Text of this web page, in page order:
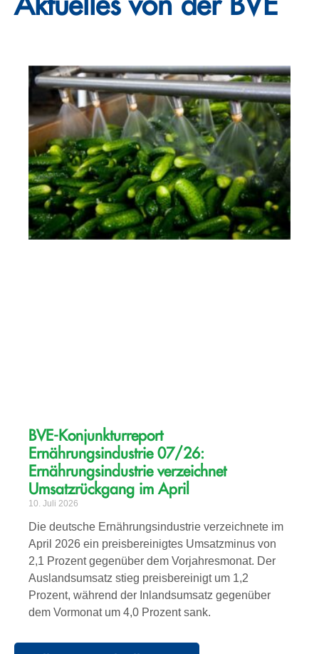
Aktuelles von der BVE
BVE-Konjunkturreport
Ernährungsindustrie 07/26:
Ernährungsindustrie verzeichnet
Umsatzrückgang im April
10. Juli 2026
Die deutsche Ernährungsindustrie verzeichnete im
April 2026 ein preisbereinigtes Umsatzminus von
2,1 Prozent gegenüber dem Vorjahresmonat. Der
Auslandsumsatz stieg preisbereinigt um 1,2
Prozent, während der Inlandsumsatz gegenüber
dem Vormonat um 4,0 Prozent sank.